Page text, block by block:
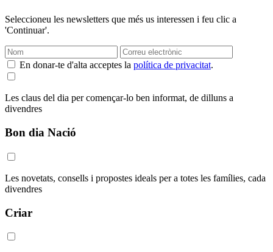
Seleccioneu les newsletters que més us interessen i feu clic a
'Continuar'.
En donar-te d'alta acceptes la política de privacitat.
Les claus del dia per començar-lo ben informat, de dilluns a
divendres
Bon dia Nació
Les novetats, consells i propostes ideals per a totes les famílies, cada
divendres
Criar